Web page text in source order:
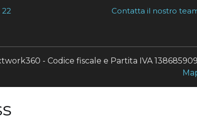
Contatta il nostro
- Codice fiscale e Partita IVA